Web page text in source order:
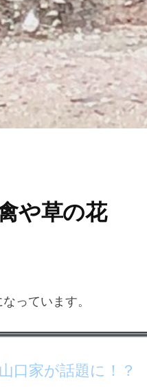
や草の花
っています。
口家が話題に！？